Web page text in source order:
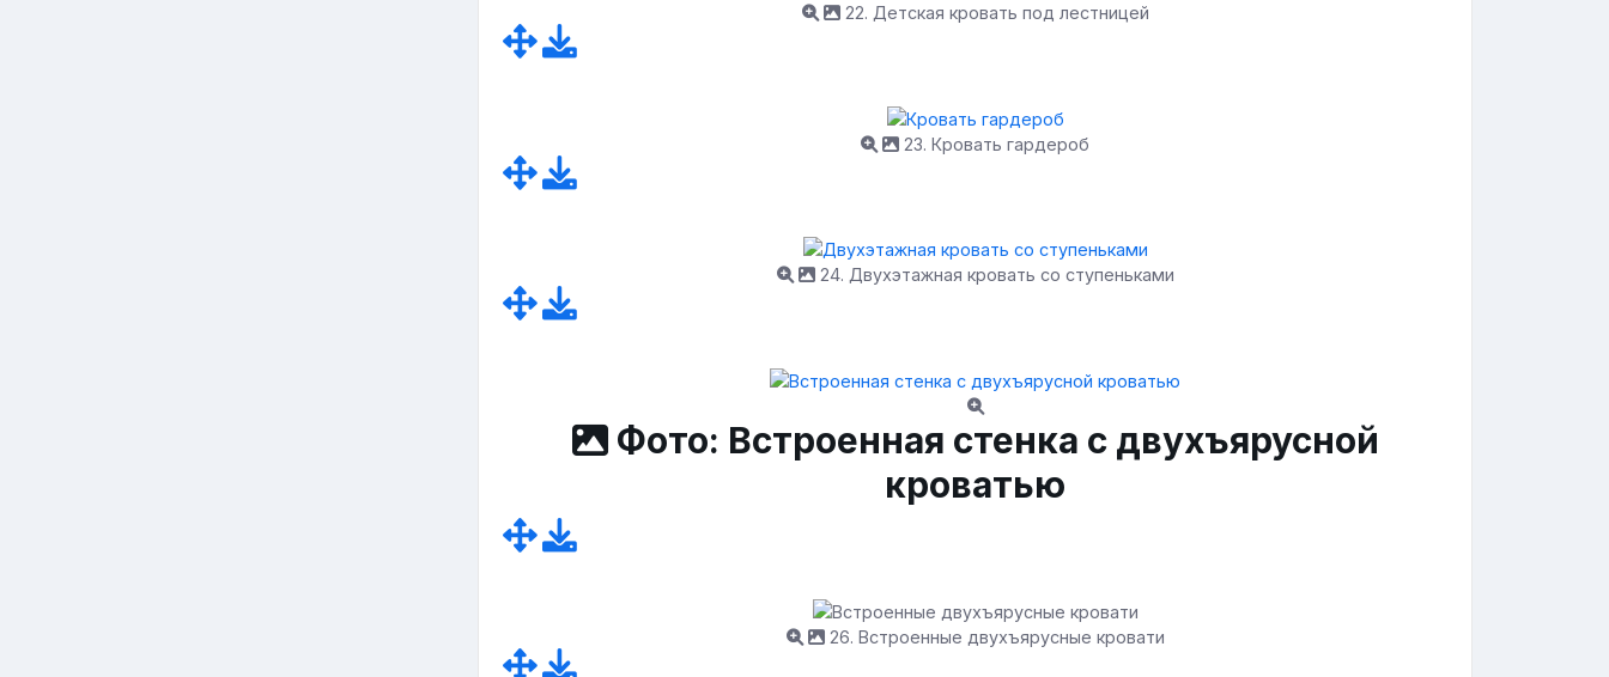
22. Детская кровать под лестницей
23. Кровать гардероб
24. Двухэтажная кровать со ступеньками
Фото: Встроенная стенка с двухъярусной
кроватью
26. Встроенные двухъярусные кровати